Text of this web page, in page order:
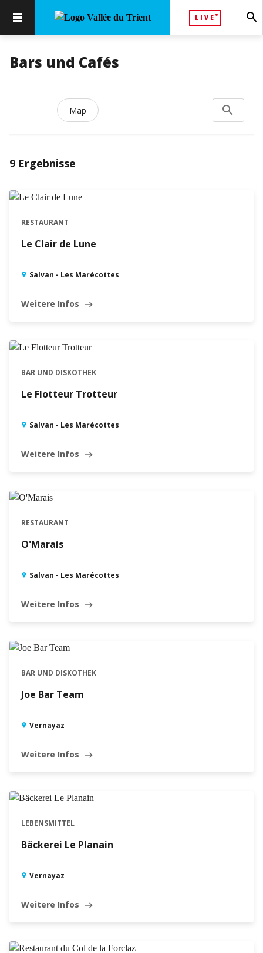
LIVE search
Bars und Cafés
search
Search...
Map
9 Ergebnisse
RESTAURANT
Le Clair de Lune
Salvan - Les Marécottes
Weitere Infos east
BAR UND DISKOTHEK
Le Flotteur Trotteur
Salvan - Les Marécottes
Weitere Infos east
RESTAURANT
O'Marais
Salvan - Les Marécottes
Weitere Infos east
BAR UND DISKOTHEK
Joe Bar Team
Vernayaz
Weitere Infos east
LEBENSMITTEL
Bäckerei Le Planain
Vernayaz
Weitere Infos east